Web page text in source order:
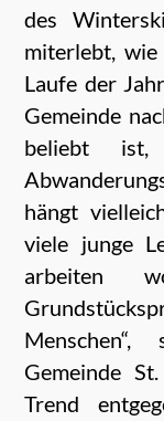
des
miterlebt,
Laufe der
Gemeinde
beliebt
hängt
viele junge
arbeiten
Gemeinde
Trend